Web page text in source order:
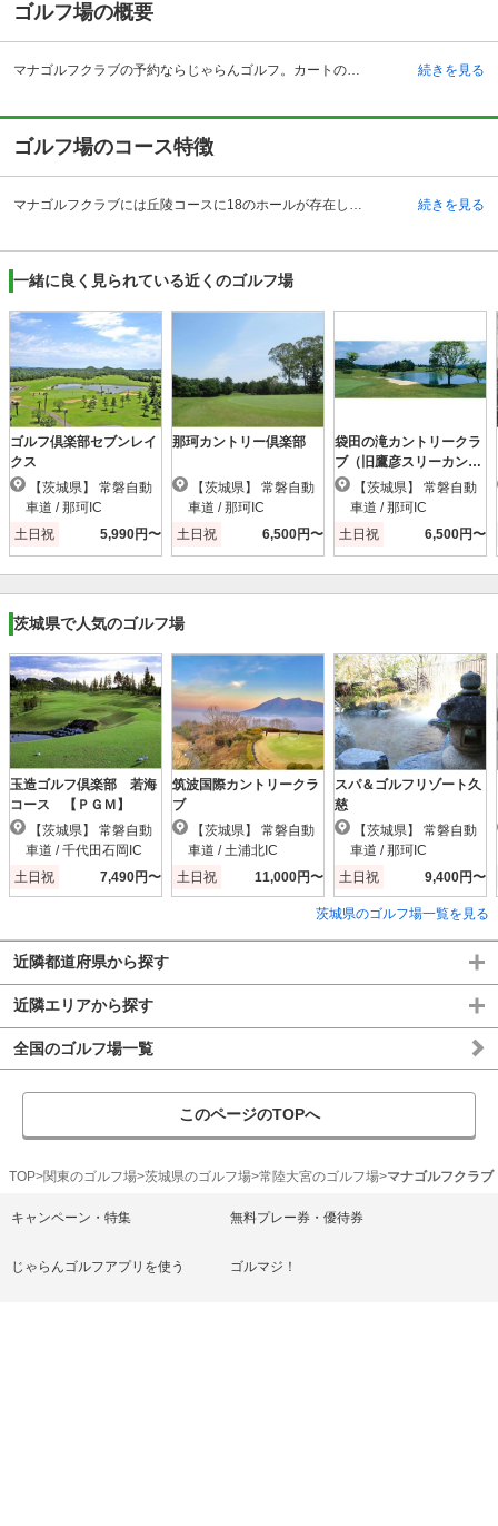
ゴルフ場の概要
マナゴルフクラブの予約ならじゃらんゴルフ。カートの有無や利用税、キャンセル料、ナイター設備、駐車場などのコース情報はもちろん、口コミ、フォトギャラリーなどコースの難易度や攻略に役立つ情報充実、予約する度にポイントが貯まるのでお得にゴルフをお楽しみ頂けます。 マナゴルフクラブは、茨城県常陸大宮市にあります。18ホールが丘陵コースになっているゴルフ場です。ほとんどのティからグリーンを確認することが出来ますので、ロケーションと眺めの良さからも気持ち良くプレーをすることができます。 マナゴルフクラブには充実した設備も整っています。宿泊施設も完備しており、遠方から泊まりがけでプレーヤーも多く見られ、ゴルフ合宿などでも利用することができます。さらにクラブハウス内には露天風呂やサウナも完備されているので、プレー後の疲れだけでなく、いやしやリラックスをプレーヤーに与えてくれることでしょう。コンペルームではパーティー以外に会議などを行うことも出来ますので、さまざまな団体からの利用も多いゴルフ場です。 続きを見る
ゴルフ場のコース特徴
マナゴルフクラブには丘陵コースに18のホールが存在しています。ティからグリーンが確認出来ますが、4番ホールだけは完全なブラインドホールになっています。4番ホールは角度のきついドッグレッグになっているので、ティーショットの落とし所によって、2打目が大きく変わってきます。 また、INコース12番も難易度が高く、左にドッグレッグすることから、ティーショットのターゲットをどこにするかが明暗の分かれ目です。フッカーは引っ掛け厳禁のホールです。 OUTコースよりINコースの方が距離が長くまた適度にウォーターハザードが配置され、プレッシャーをかけると共に景観をも引き立てています。距離の長いINコースの攻略が好スコアへのキーポイントです。 続きを見る
一緒に良く見られている近くのゴルフ場
ゴルフ倶楽部セブンレイ
クス
車道 / 那珂IC
土日祝
5,990円〜
那珂カントリー倶楽部
車道 / 那珂IC
土日祝
6,500円〜
袋田の滝カントリークラ
ブ（旧鷹彦スリーカント
リー）
車道 / 那珂IC
土日祝
6,500円〜
茨城県で人気のゴルフ場
玉造ゴルフ倶楽部 若海
コース 【ＰＧＭ】
車道 / 千代田石岡IC
土日祝
7,490円〜
筑波国際カントリークラ
ブ
車道 / 土浦北IC
土日祝
11,000円〜
スパ＆ゴルフリゾート久
慈
車道 / 那珂IC
土日祝
9,400円〜
茨城県のゴルフ場一覧を見る
近隣都道府県から探す
近隣エリアから探す
全国のゴルフ場一覧
このページのTOPへ
TOP 関東のゴルフ場 茨城県のゴルフ場 常陸大宮のゴルフ場 マナゴルフクラブ
キャンペーン・特集 無料プレー券・優待券
じゃらんゴルフアプリを使う ゴルマジ！